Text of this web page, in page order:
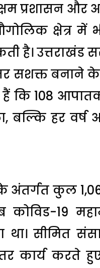
प्रशासन
क्षेत्र में
है। उत्तराखंड
सशक्त बनाने
कि 108
बल्कि हर
के अंतर्गत कुल
19
था। सीमित
कार्य करते